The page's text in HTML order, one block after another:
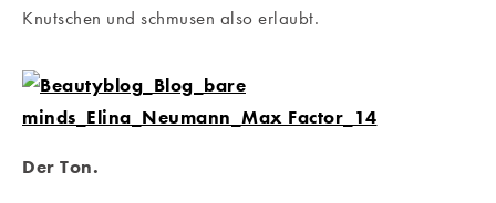
Knutschen und schmusen also erlaubt.
Der Ton.